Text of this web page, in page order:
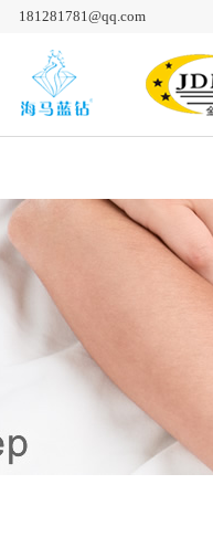
181281781@qq.com